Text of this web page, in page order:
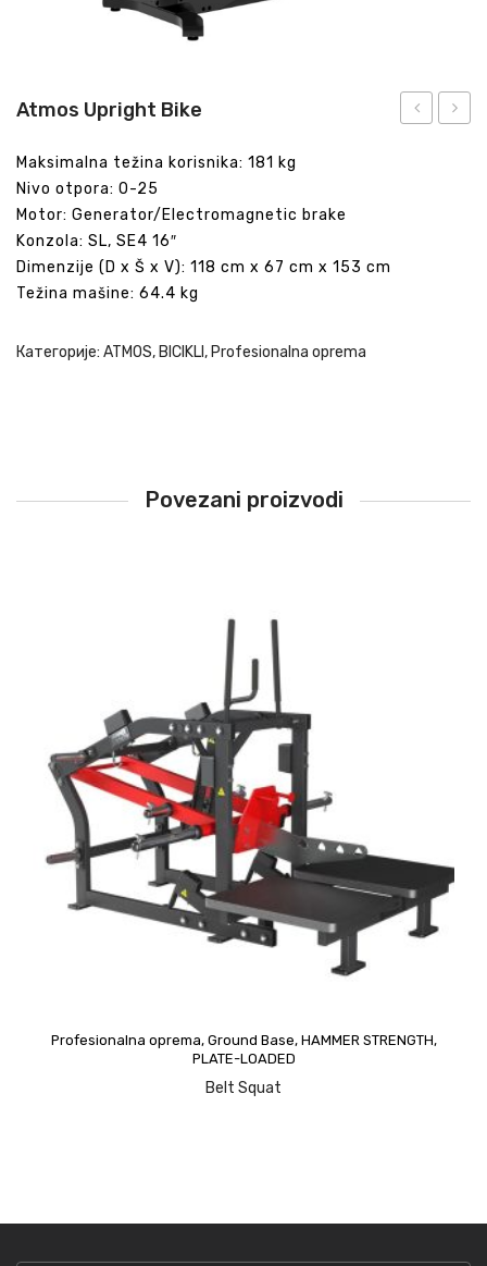
Atmos Upright Bike
Maksimalna težina korisnika: 181 kg
Nivo otpora: 0-25
Motor: Generator/Electromagnetic brake
Konzola: SL, SE4 16″
Dimenzije (D x Š x V): 118 cm x 67 cm x 153 cm
Težina mašine: 64.4 kg
Категорије: ATMOS, BICIKLI, Profesionalna oprema
Povezani proizvodi
Profesionalna oprema, Ground Base, HAMMER STRENGTH,
PLATE-LOADED
Belt Squat